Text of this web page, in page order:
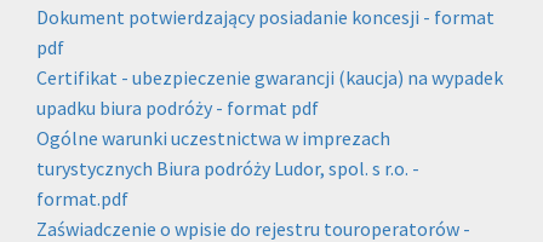
Dokument potwierdzający posiadanie koncesji - format
pdf
Certifikat - ubezpieczenie gwarancji (kaucja) na wypadek
upadku biura podróży - format pdf
Ogólne warunki uczestnictwa w imprezach
turystycznych Biura podróży Ludor, spol. s r.o. -
format.pdf
Zaświadczenie o wpisie do rejestru touroperatorów -